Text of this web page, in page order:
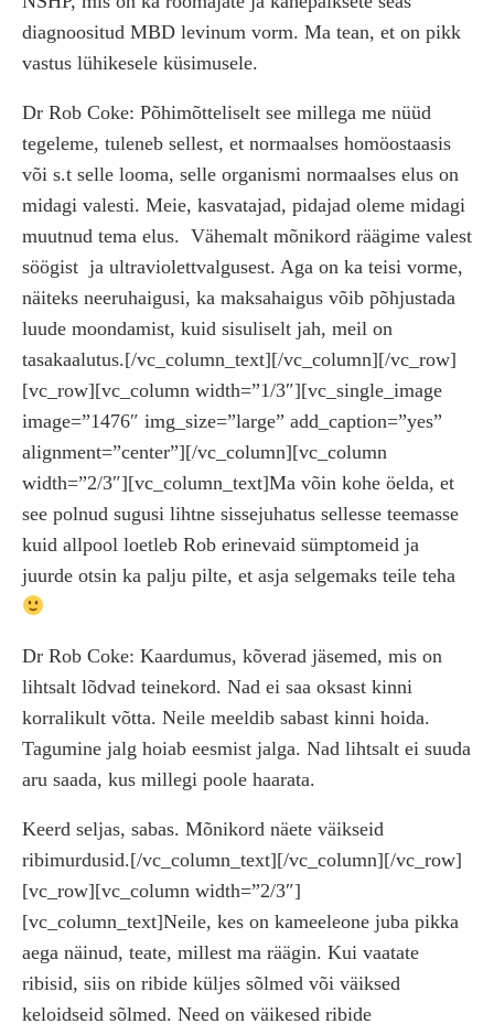
diagnoositud MBD levinum vorm. Ma tean, et on pikk
vastus lühikesele küsimusele.
Dr Rob Coke: Põhimõtteliselt see millega me nüüd
tegeleme, tuleneb sellest, et normaalses homöostaasis
või s.t selle looma, selle organismi normaalses elus on
midagi valesti. Meie, kasvatajad, pidajad oleme midagi
muutnud tema elus. Vähemalt mõnikord räägime valest
söögist ja ultraviolettvalgusest. Aga on ka teisi vorme,
näiteks neeruhaigusi, ka maksahaigus võib põhjustada
luude moondamist, kuid sisuliselt jah, meil on
tasakaalutus.[/vc_column_text][/vc_column][/vc_row]
[vc_row][vc_column width=”1/3″][vc_single_image
image=”1476″ img_size=”large” add_caption=”yes”
alignment=”center”][/vc_column][vc_column
width=”2/3″][vc_column_text]Ma võin kohe öelda, et
see polnud sugusi lihtne sissejuhatus sellesse teemasse
kuid allpool loetleb Rob erinevaid sümptomeid ja
juurde otsin ka palju pilte, et asja selgemaks teile teha
Dr Rob Coke: Kaardumus, kõverad jäsemed, mis on
lihtsalt lõdvad teinekord. Nad ei saa oksast kinni
korralikult võtta. Neile meeldib sabast kinni hoida.
Tagumine jalg hoiab eesmist jalga. Nad lihtsalt ei suuda
aru saada, kus millegi poole haarata.
Keerd seljas, sabas. Mõnikord näete väikseid
ribimurdusid.[/vc_column_text][/vc_column][/vc_row]
[vc_row][vc_column width=”2/3″]
[vc_column_text]Neile, kes on kameeleone juba pikka
aega näinud, teate, millest ma räägin. Kui vaatate
ribisid, siis on ribide küljes sõlmed või väiksed
keloidseid sõlmed. Need on väikesed ribide